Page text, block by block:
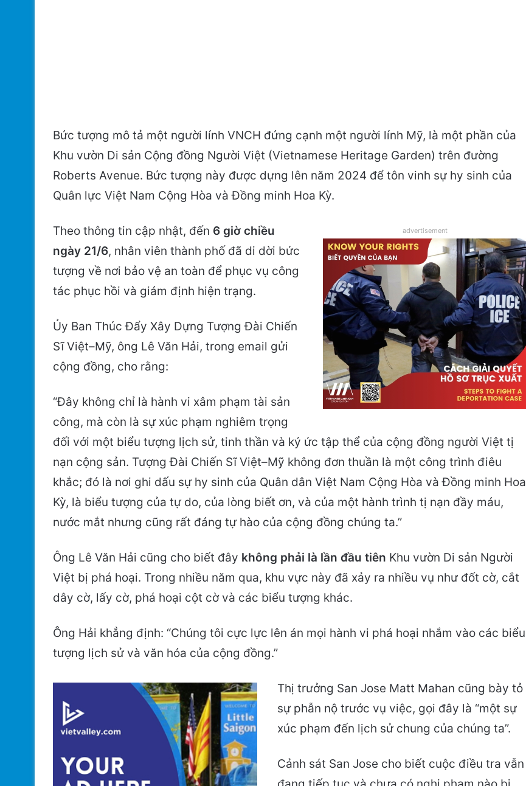
Bức tượng mô tả một người lính VNCH đứng cạnh một người lính Mỹ, là một phần của
Khu vườn Di sản Cộng đồng Người Việt (Vietnamese Heritage Garden) trên đường
Roberts Avenue. Bức tượng này được dựng lên năm 2024 để tôn vinh sự hy sinh của
Quân lực Việt Nam Cộng Hòa và Đồng minh Hoa Kỳ.
advertisement
Theo thông tin cập nhật, đến 6 giờ chiều
ngày 21/6, nhân viên thành phố đã di dời bức
tượng về nơi bảo vệ an toàn để phục vụ công
tác phục hồi và giám định hiện trạng.
Ủy Ban Thúc Đẩy Xây Dựng Tượng Đài Chiến
Sĩ Việt–Mỹ, ông Lê Văn Hải, trong email gửi
cộng đồng, cho rằng:
“Đây không chỉ là hành vi xâm phạm tài sản
công, mà còn là sự xúc phạm nghiêm trọng
đối với một biểu tượng lịch sử, tinh thần và ký ức tập thể của cộng đồng người Việt tị
nạn cộng sản. Tượng Đài Chiến Sĩ Việt–Mỹ không đơn thuần là một công trình điêu
khắc; đó là nơi ghi dấu sự hy sinh của Quân dân Việt Nam Cộng Hòa và Đồng minh Hoa
Kỳ, là biểu tượng của tự do, của lòng biết ơn, và của một hành trình tị nạn đầy máu,
nước mắt nhưng cũng rất đáng tự hào của cộng đồng chúng ta.”
Ông Lê Văn Hải cũng cho biết đây không phải là lần đầu tiên Khu vườn Di sản Người
Việt bị phá hoại. Trong nhiều năm qua, khu vực này đã xảy ra nhiều vụ như đốt cờ, cắt
dây cờ, lấy cờ, phá hoại cột cờ và các biểu tượng khác.
Ông Hải khẳng định: “Chúng tôi cực lực lên án mọi hành vi phá hoại nhắm vào các biểu
tượng lịch sử và văn hóa của cộng đồng.”
Thị trưởng San Jose Matt Mahan cũng bày tỏ
sự phẫn nộ trước vụ việc, gọi đây là “một sự
xúc phạm đến lịch sử chung của chúng ta”.
Cảnh sát San Jose cho biết cuộc điều tra vẫn